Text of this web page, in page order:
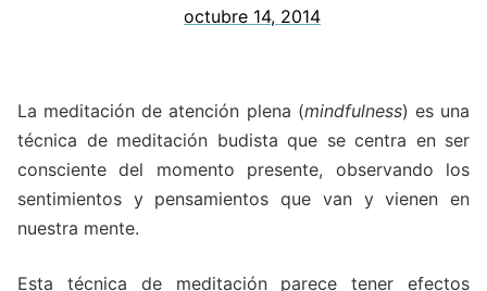
octubre 14, 2014
La meditación de atención plena (mindfulness) es una
técnica de meditación budista que se centra en ser
consciente del momento presente, observando los
sentimientos y pensamientos que van y vienen en
nuestra mente.
Esta técnica de meditación parece tener efectos